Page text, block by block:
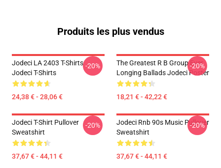
Produits les plus vendus
Jodeci LA 2403 T-Shirts
Jodeci T-Shirts
24,38 € - 28,06 €
-20%
The Greatest R B Group Ever
Longing Ballads Jodeci Poster
18,21 € - 42,22 €
-20%
Jodeci T-Shirt Pullover
Sweatshirt
37,67 € - 44,11 €
-20%
Jodeci Rnb 90s Music Pullover
Sweatshirt
37,67 € - 44,11 €
-20%